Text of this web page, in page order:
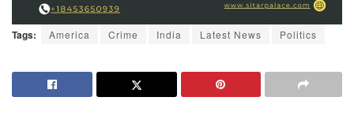
Tags: America Crime India Latest News Politics